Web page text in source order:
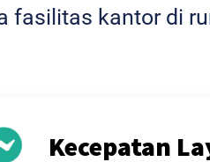
fasilitas kantor di
Kecepatan